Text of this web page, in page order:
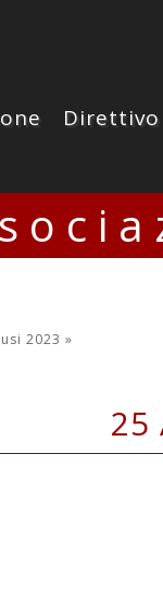
Direttivo
2023 »
25